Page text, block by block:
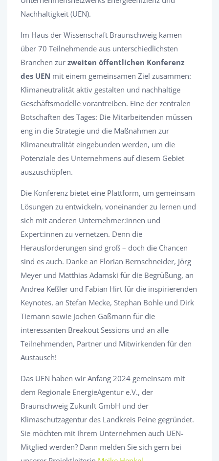
Nachhaltigkeit (UEN).
Im Haus der Wissenschaft Braunschweig kamen
über 70 Teilnehmende aus unterschiedlichsten
Branchen zur zweiten öffentlichen Konferenz
des UEN mit einem gemeinsamen Ziel zusammen:
Klimaneutralität aktiv gestalten und nachhaltige
Geschäftsmodelle vorantreiben. Eine der zentralen
Botschaften des Tages: Die Mitarbeitenden müssen
eng in die Strategie und die Maßnahmen zur
Klimaneutralität eingebunden werden, um die
Potenziale des Unternehmens auf diesem Gebiet
auszuschöpfen.
Die Konferenz bietet eine Plattform, um gemeinsam
Lösungen zu entwickeln, voneinander zu lernen und
sich mit anderen Unternehmer:innen und
Expert:innen zu vernetzen. Denn die
Herausforderungen sind groß – doch die Chancen
sind es auch. Danke an Florian Bernschneider, Jörg
Meyer und Matthias Adamski für die Begrüßung, an
Andrea Keßler und Fabian Hirt für die inspirierenden
Keynotes, an Stefan Mecke, Stephan Bohle und Dirk
Tiemann sowie Jochen Gaßmann für die
interessanten Breakout Sessions und an alle
Teilnehmenden, Partner und Mitwirkenden für den
Austausch!
Das UEN haben wir Anfang 2024 gemeinsam mit
dem Regionale EnergieAgentur e.V., der
Braunschweig Zukunft GmbH und der
Klimaschutzagentur des Landkreis Peine gegründet.
Sie möchten mit Ihrem Unternehmen auch UEN-
Mitglied werden? Dann melden Sie sich gern bei